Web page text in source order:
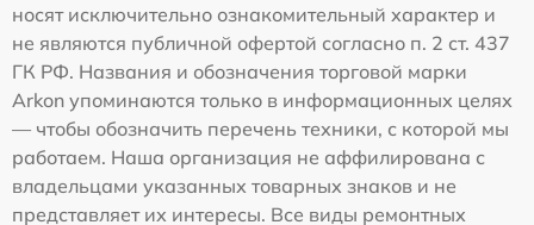
носят исключительно ознакомительный характер и
не являются публичной офертой согласно п. 2 ст. 437
ГК РФ. Названия и обозначения торговой марки
Arkon упоминаются только в информационных целях
— чтобы обозначить перечень техники, с которой мы
работаем. Наша организация не аффилирована с
владельцами указанных товарных знаков и не
представляет их интересы. Все виды ремонтных